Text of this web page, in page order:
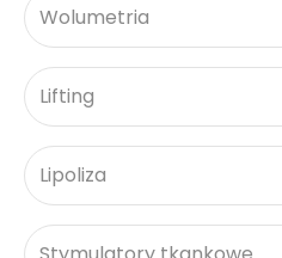
Wolumetria
Lifting
Lipoliza